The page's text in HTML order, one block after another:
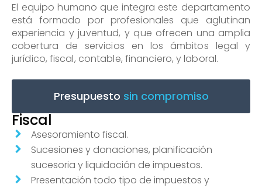
El equipo humano que integra este departamento
está formado por profesionales que aglutinan
experiencia y juventud, y que ofrecen una amplia
cobertura de servicios en los ámbitos legal y
jurídico, fiscal, contable, financiero, y laboral.
Presupuesto sin compromiso
Fiscal
Asesoramiento fiscal.
Sucesiones y donaciones, planificación
sucesoria y liquidación de impuestos.
Presentación todo tipo de impuestos y